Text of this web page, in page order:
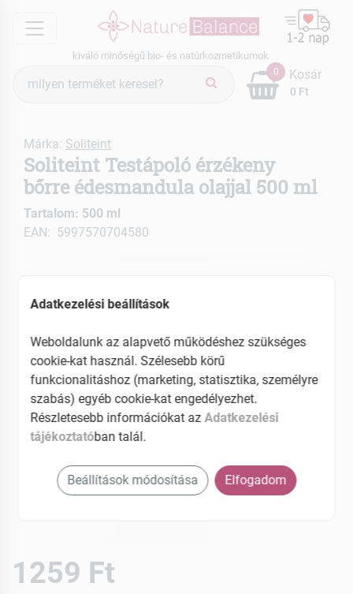
menu
kiváló minőségű bio- és natúrkozmetikumok
keresés
0
0 Ft
Kosár
Márka: Soliteint
Soliteint Testápoló érzékeny
bőrre édesmandula olajjal 500 ml
Tartalom: 500 ml
EAN: 5997570704580
1259 Ft
Adatkezelési beállítások
Weboldalunk az alapvető működéshez szükséges
cookie-kat használ. Szélesebb körű
funkcionalitáshoz (marketing, statisztika, személyre
szabás) egyéb cookie-kat engedélyezhet.
Részletesebb információkat azAdatkezelési
tájékoztatóban talál.
Beállítások módosítása Elfogadom